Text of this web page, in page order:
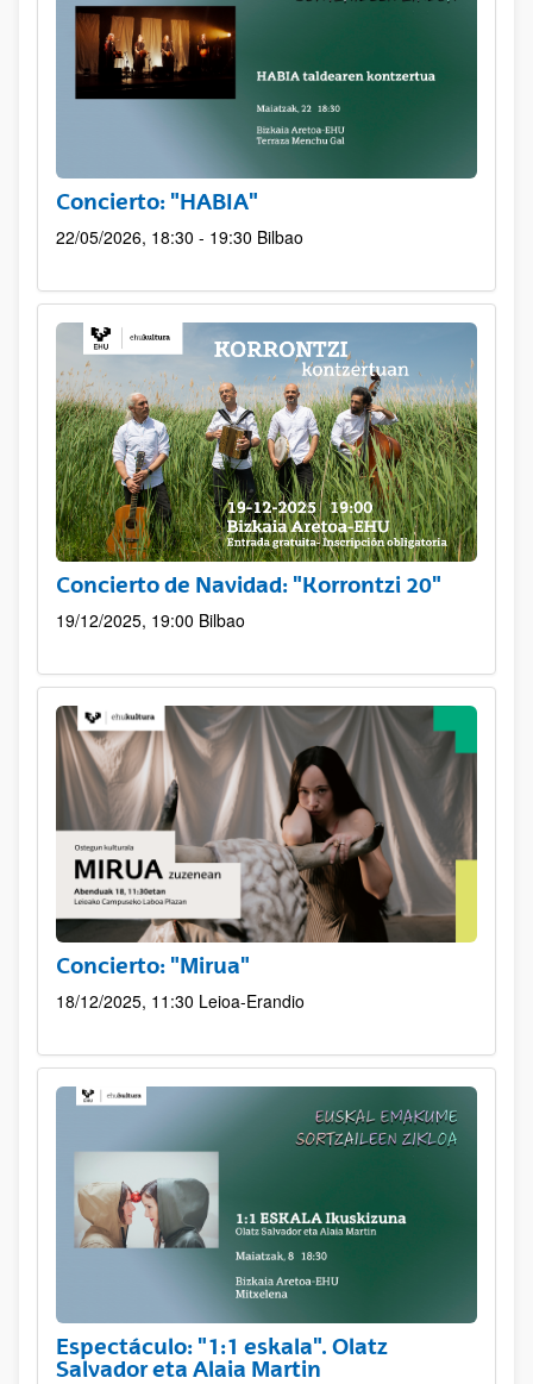
Concierto: "HABIA"
22/05/2026, 18:30 - 19:30 Bilbao
Concierto de Navidad: "Korrontzi 20"
19/12/2025, 19:00 Bilbao
Concierto: "Mirua"
18/12/2025, 11:30 Leioa-Erandio
Espectáculo: "1:1 eskala". Olatz
Salvador eta Alaia Martin